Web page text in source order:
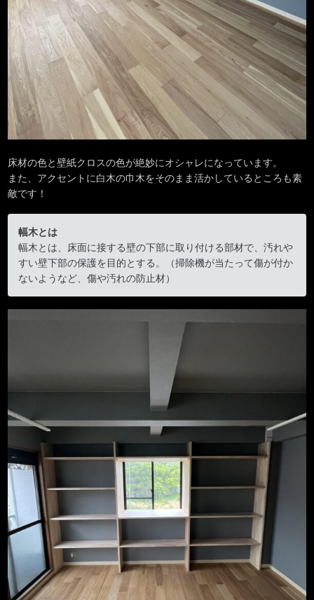
床材の色と壁紙クロスの色が絶妙にオシャレになっています。
また、アクセントに白木の巾木をそのまま活かしているところも素
敵です！
幅木とは
幅木とは、床面に接する壁の下部に取り付ける部材で、汚れや
すい壁下部の保護を目的とする。（掃除機が当たって傷が付か
ないようなど、傷や汚れの防止材）